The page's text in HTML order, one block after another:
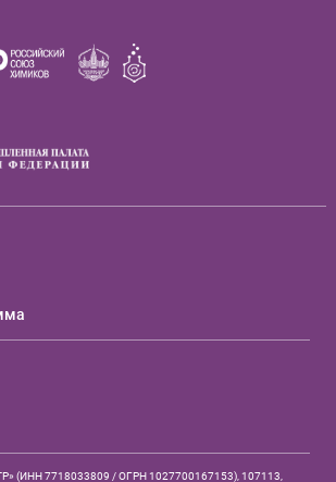
(ИНН 7718033809 / ОГРН 1027700167153), 107113,